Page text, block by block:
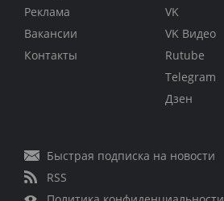
Реклама
Вакансии
Контакты
VK
VK Видео
Rutube
Telegram
Дзен
Быстрая подписка на новости
RSS